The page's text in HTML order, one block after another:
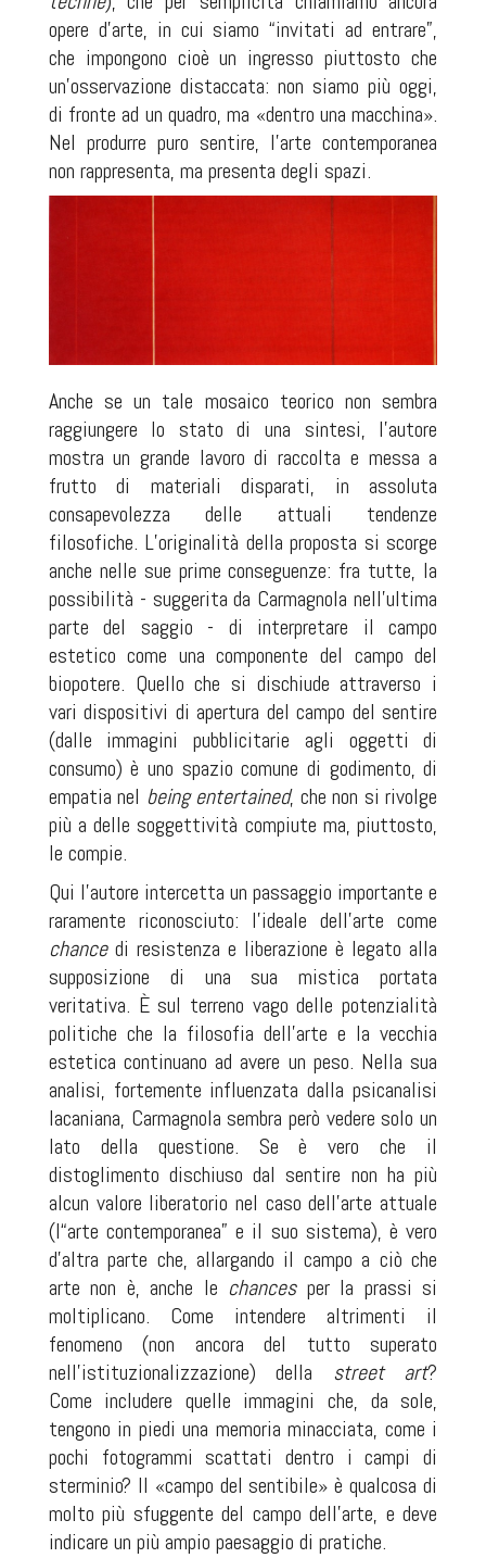
opere d’arte, in cui siamo “invitati ad entrare”,
che impongono cioè un ingresso piuttosto che
un’osservazione distaccata: non siamo più oggi,
di fronte ad un quadro, ma «dentro una macchina».
Nel produrre puro sentire, l’arte contemporanea
non rappresenta, ma presenta degli spazi.
Anche se un tale mosaico teorico non sembra
raggiungere lo stato di una sintesi, l’autore
mostra un grande lavoro di raccolta e messa a
frutto di materiali disparati, in assoluta
consapevolezza delle attuali tendenze
filosofiche. L’originalità della proposta si scorge
anche nelle sue prime conseguenze: fra tutte, la
possibilità - suggerita da Carmagnola nell’ultima
parte del saggio - di interpretare il campo
estetico come una componente del campo del
biopotere. Quello che si dischiude attraverso i
vari dispositivi di apertura del campo del sentire
(dalle immagini pubblicitarie agli oggetti di
consumo) è uno spazio comune di godimento, di
empatia nel being entertained, che non si rivolge
più a delle soggettività compiute ma, piuttosto,
le compie.
Qui l’autore intercetta un passaggio importante e
raramente riconosciuto: l’ideale dell’arte come
chancedi resistenza e liberazione è legato alla
supposizione di una sua mistica portata
veritativa. È sul terreno vago delle potenzialità
politiche che la filosofia dell’arte e la vecchia
estetica continuano ad avere un peso. Nella sua
analisi, fortemente influenzata dalla psicanalisi
lacaniana, Carmagnola sembra però vedere solo un
lato della questione. Se è vero che il
distoglimento dischiuso dal sentire non ha più
alcun valore liberatorio nel caso dell’arte attuale
(l“arte contemporanea” e il suo sistema), è vero
d’altra parte che, allargando il campo a ciò che
arte non è, anche le chancesper la prassi si
moltiplicano. Come intendere altrimenti il
fenomeno (non ancora del tutto superato
nell’istituzionalizzazione) della street art?
Come includere quelle immagini che, da sole,
tengono in piedi una memoria minacciata, come i
pochi fotogrammi scattati dentro i campi di
sterminio? Il «campo del sentibile» è qualcosa di
molto più sfuggente del campo dell’arte, e deve
indicare un più ampio paesaggio di pratiche.